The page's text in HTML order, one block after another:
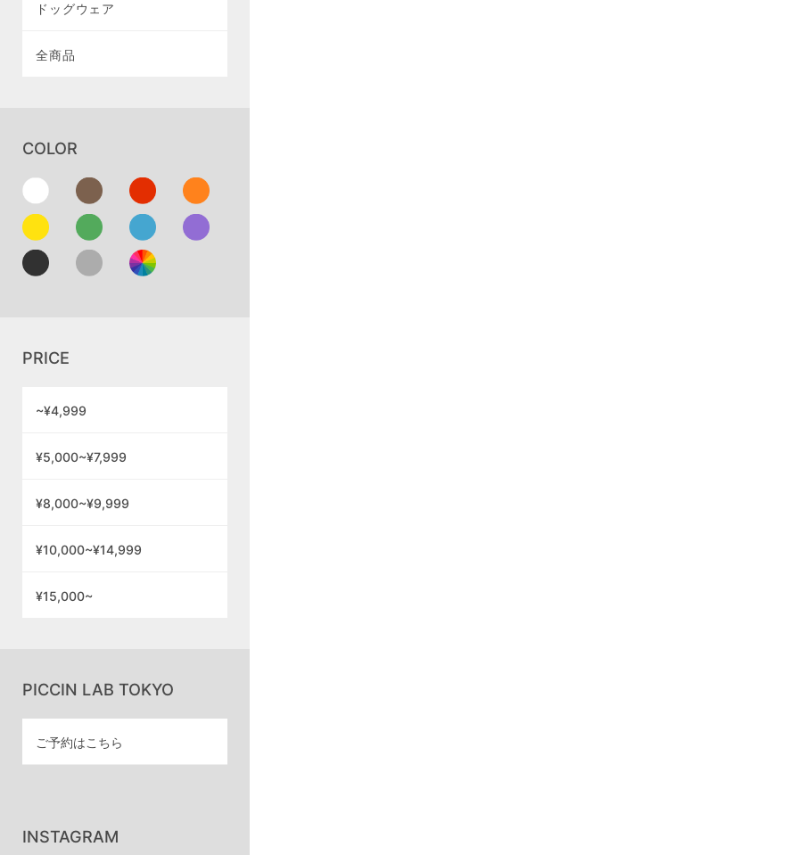
ドッグウェア
全商品
COLOR
PRICE
~¥4,999
¥5,000~¥7,999
¥8,000~¥9,999
¥10,000~¥14,999
¥15,000~
PICCIN LAB TOKYO
ご予約はこちら
INSTAGRAM